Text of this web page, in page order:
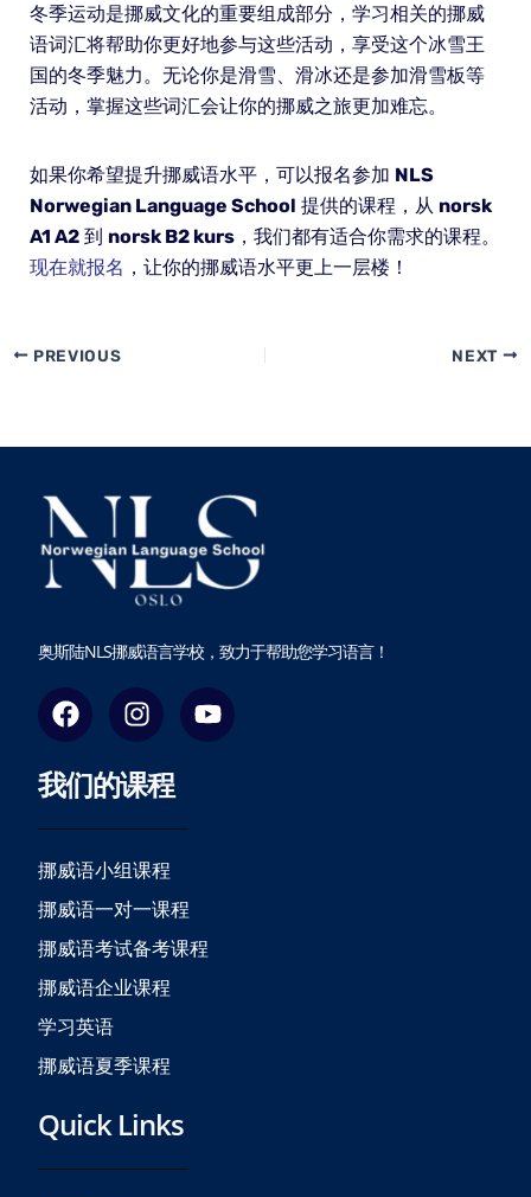
冬季运动是挪威文化的重要组成部分，学习相关的挪威
语词汇将帮助你更好地参与这些活动，享受这个冰雪王
国的冬季魅力。无论你是滑雪、滑冰还是参加滑雪板等
活动，掌握这些词汇会让你的挪威之旅更加难忘。
如果你希望提升挪威语水平，可以报名参加 NLS
Norwegian Language School 提供的课程，从 norsk
A1 A2到 norsk B2 kurs，我们都有适合你需求的课程。
现在就报名 ，让你的挪威语水平更上一层楼！
PREVIOUS NEXT
奥斯陆NLS挪威语言学校，致力于帮助您学习语言！
F
a
c
e
b
o
o
k
I
n
s
t
a
g
r
a
m
Y
o
u
我们的课程
挪威语小组课程
挪威语一对一课程
挪威语考试备考课程
挪威语企业课程
学习英语
挪威语夏季课程
Quick Links